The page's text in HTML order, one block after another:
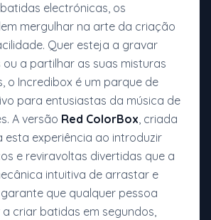
electrónicas, os
mergulhar na arte da criação
Quer esteja a gravar
a partilhar as suas misturas
o Incredibox é um parque de
para entusiastas da música de
A versão Red ColorBox, criada
esta experiência ao introduzir
e reviravoltas divertidas que a
intuitiva de arrastar e
que qualquer pessoa
criar batidas em segundos,